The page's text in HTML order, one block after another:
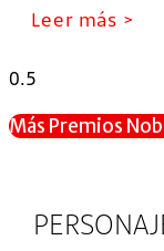
Leer más >
Más Premios